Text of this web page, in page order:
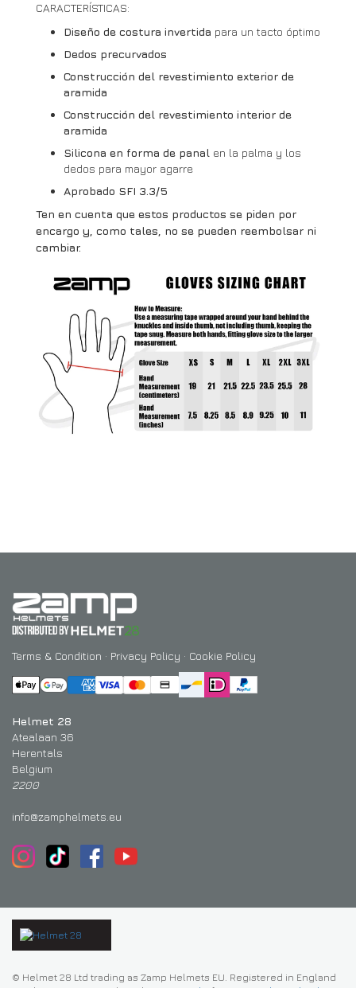
CARACTERÍSTICAS:
Diseño de costura invertida para un tacto óptimo
Dedos precurvados
Construcción del revestimiento exterior de
aramida
Construcción del revestimiento interior de
aramida
Silicona en forma de panal en la palma y los
dedos para mayor agarre
Aprobado SFI 3.3/5
Ten en cuenta que estos productos se piden por
encargo y, como tales, no se pueden reembolsar ni
cambiar.
Terms & Condition · Privacy Policy · Cookie Policy
Helmet 28
Atealaan 36
Herentals
Belgium
2200
info@zamphelmets.eu
© Helmet 28 Ltd trading as Zamp Helmets EU. Registered in England